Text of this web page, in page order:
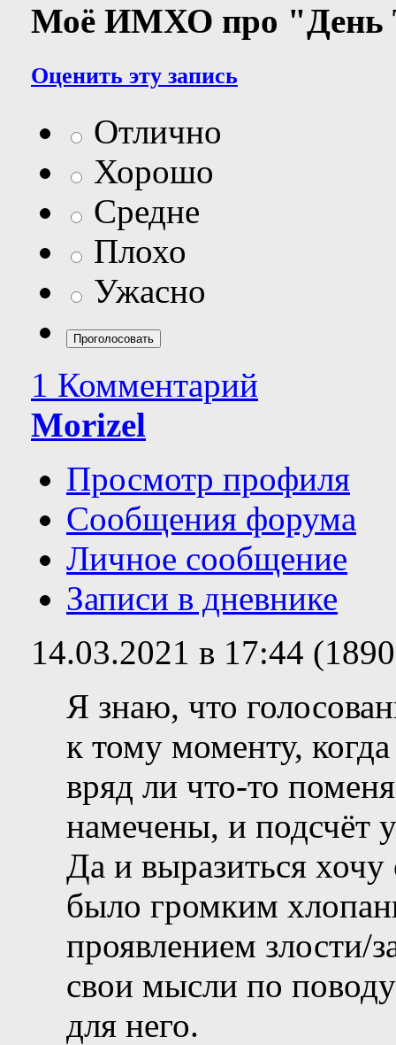
Моё ИМХО про "День
Оценить эту запись
Отлично
Хорошо
Средне
Плохо
Ужасно
1 Комментарий
Morizel
Просмотр профиля
Сообщения форума
Личное сообщение
Записи в дневнике
14.03.2021 в 17:44
Я знаю, что
к тому моменту,
вряд ли что-то
намечены, и подсчёт
Да и выразиться
было громким
проявлением злости/
свои мысли по
для него.